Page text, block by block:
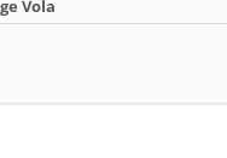
Vola